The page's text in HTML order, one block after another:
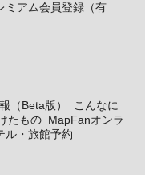
ミアム会員登録（有
（Beta版）
こんなに
たもの MapFanオンラ
ル・旅館予約